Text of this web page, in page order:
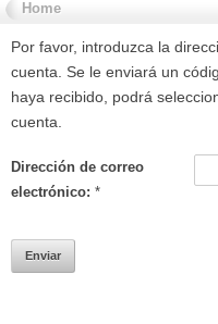
Home
Por favor, introduzca la
cuenta. Se le enviará un
haya recibido, podrá
cuenta.
Dirección de correo
electrónico: *
Enviar